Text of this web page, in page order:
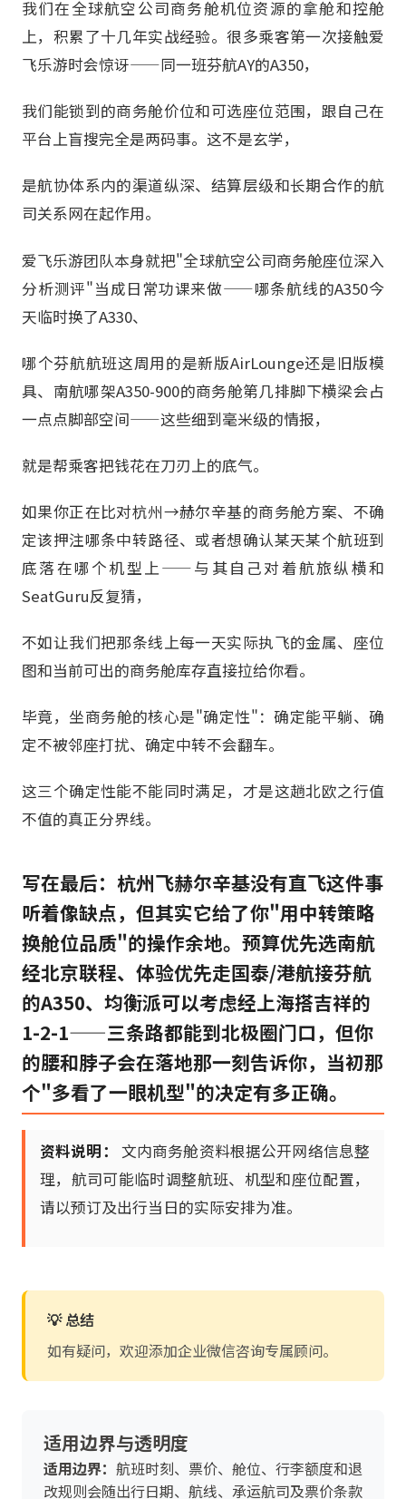
我们在全球航空公司商务舱机位资源的拿舱和控舱
上，积累了十几年实战经验。很多乘客第一次接触爱
飞乐游时会惊讶——同一班芬航AY的A350，
我们能锁到的商务舱价位和可选座位范围，跟自己在
平台上盲搜完全是两码事。这不是玄学，
是航协体系内的渠道纵深、结算层级和长期合作的航
司关系网在起作用。
爱飞乐游团队本身就把"全球航空公司商务舱座位深入
分析测评"当成日常功课来做——哪条航线的A350今
天临时换了A330、
哪个芬航航班这周用的是新版AirLounge还是旧版模
具、南航哪架A350-900的商务舱第几排脚下横梁会占
一点点脚部空间——这些细到毫米级的情报，
就是帮乘客把钱花在刀刃上的底气。
如果你正在比对杭州→赫尔辛基的商务舱方案、不确
定该押注哪条中转路径、或者想确认某天某个航班到
底落在哪个机型上——与其自己对着航旅纵横和
SeatGuru反复猜，
不如让我们把那条线上每一天实际执飞的金属、座位
图和当前可出的商务舱库存直接拉给你看。
毕竟，坐商务舱的核心是"确定性"：确定能平躺、确
定不被邻座打扰、确定中转不会翻车。
这三个确定性能不能同时满足，才是这趟北欧之行值
不值的真正分界线。
写在最后：杭州飞赫尔辛基没有直飞这件事
听着像缺点，但其实它给了你"用中转策略
换舱位品质"的操作余地。预算优先选南航
经北京联程、体验优先走国泰/港航接芬航
的A350、均衡派可以考虑经上海搭吉祥的
1-2-1——三条路都能到北极圈门口，但你
的腰和脖子会在落地那一刻告诉你，当初那
个"多看了一眼机型"的决定有多正确。
资料说明：
文内商务舱资料根据公开网络信息整
理，航司可能临时调整航班、机型和座位配置，
请以预订及出行当日的实际安排为准。
💡 总结
如有疑问，欢迎添加企业微信咨询专属顾问。
适用边界与透明度
适用边界： 航班时刻、票价、舱位、行李额度和退
改规则会随出行日期、航线、承运航司及票价条款